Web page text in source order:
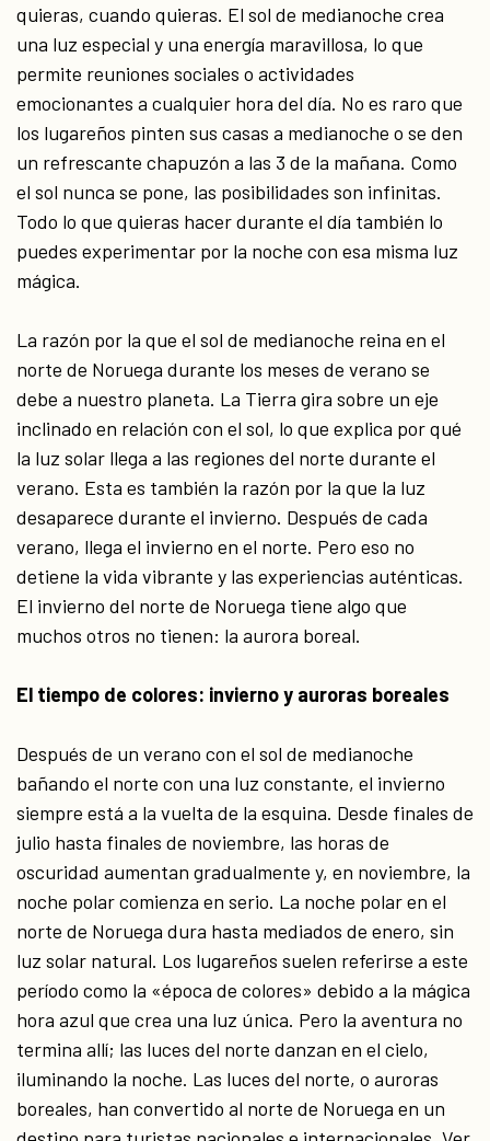
quieras, cuando quieras. El sol de medianoche crea
una luz especial y una energía maravillosa, lo que
permite reuniones sociales o actividades
emocionantes a cualquier hora del día. No es raro que
los lugareños pinten sus casas a medianoche o se den
un refrescante chapuzón a las 3 de la mañana. Como
el sol nunca se pone, las posibilidades son infinitas.
Todo lo que quieras hacer durante el día también lo
puedes experimentar por la noche con esa misma luz
mágica.
La razón por la que el sol de medianoche reina en el
norte de Noruega durante los meses de verano se
debe a nuestro planeta. La Tierra gira sobre un eje
inclinado en relación con el sol, lo que explica por qué
la luz solar llega a las regiones del norte durante el
verano. Esta es también la razón por la que la luz
desaparece durante el invierno. Después de cada
verano, llega el invierno en el norte. Pero eso no
detiene la vida vibrante y las experiencias auténticas.
El invierno del norte de Noruega tiene algo que
muchos otros no tienen: la aurora boreal.
El tiempo de colores: invierno y auroras boreales
Después de un verano con el sol de medianoche
bañando el norte con una luz constante, el invierno
siempre está a la vuelta de la esquina. Desde finales de
julio hasta finales de noviembre, las horas de
oscuridad aumentan gradualmente y, en noviembre, la
noche polar comienza en serio. La noche polar en el
norte de Noruega dura hasta mediados de enero, sin
luz solar natural. Los lugareños suelen referirse a este
período como la «época de colores» debido a la mágica
hora azul que crea una luz única. Pero la aventura no
termina allí; las luces del norte danzan en el cielo,
iluminando la noche. Las luces del norte, o auroras
boreales, han convertido al norte de Noruega en un